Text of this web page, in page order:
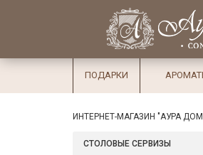
Избранное
×
СалоныДоставка
Оплата
Подарки
Ароматы
для дома
ПОДАРКИ
ИНТЕРНЕТ-МАГАЗИН "АУРА
СТОЛОВЫЕ СЕРВИЗЫ